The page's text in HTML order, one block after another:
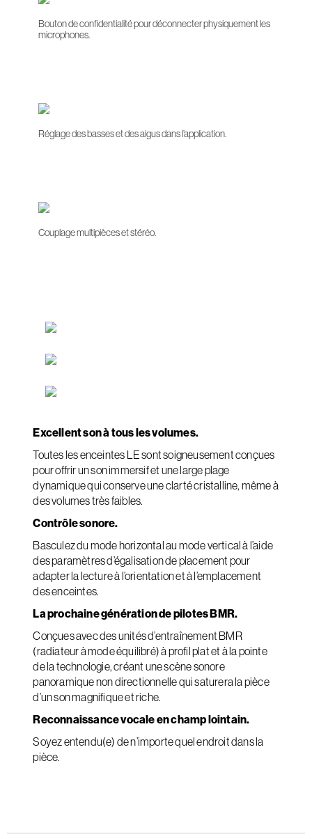
Bouton de confidentialité pour déconnecter physiquement les
microphones.
Réglage des basses et des aigus dans l’application.
Couplage multipièces et stéréo.
Excellent son à tous les volumes.
Toutes les enceintes LE sont soigneusement conçues
pour offrir un son immersif et une large plage
dynamique qui conserve une clarté cristalline, même à
des volumes très faibles.
Contrôle sonore.
Basculez du mode horizontal au mode vertical à l’aide
des paramètres d’égalisation de placement pour
adapter la lecture à l’orientation et à l’emplacement
des enceintes.
La prochaine génération de pilotes BMR.
Conçues avec des unités d’entraînement BMR
(radiateur à mode équilibré) à profil plat et à la pointe
de la technologie, créant une scène sonore
panoramique non directionnelle qui saturera la pièce
d’un son magnifique et riche.
Reconnaissance vocale en champ lointain.
Soyez entendu(e) de n’importe quel endroit dans la
pièce.